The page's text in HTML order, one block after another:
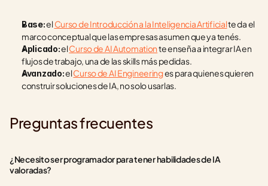
Base: el Curso de Introducción a la Inteligencia Artificial te da el
marco conceptual que las empresas asumen que ya tenés.
Aplicado: el Curso de AI Automation te enseña a integrar IA en
flujos de trabajo, una de las skills más pedidas.
Avanzado: el Curso de AI Engineering es para quienes quieren
construir soluciones de IA, no solo usarlas.
Preguntas frecuentes
¿Necesito ser programador para tener habilidades de IA
valoradas?